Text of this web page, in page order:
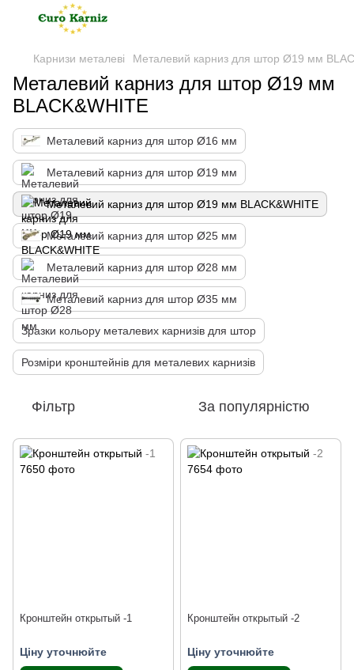
Карнизи металеві Металевий карниз для штор Ø19 мм
Металевий карниз для штор Ø19 мм
BLACK&WHITE
Металевий карниз для штор Ø16 мм
Металевий карниз для штор Ø19 мм
Металевий карниз для штор Ø19 мм BLACK&WHITE
Металевий карниз для штор Ø25 мм
Металевий карниз для штор Ø28 мм
Металевий карниз для штор Ø35 мм
Зразки кольору металевих карнизів для штор
Розміри кронштейнів для металевих карнизів
Фільтр За популярністю
Кронштейн открытый -1
Ціну уточнюйте
Кронштейн открытый -2
Ціну уточнюйте